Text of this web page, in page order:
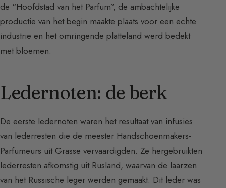
de “Hoofdstad van het Parfum”, de ambachtelijke
productie van het begin maakte plaats voor een echte
industrie en het omringende platteland werd bedekt
met bloemen.
Ledernoten: de berk
De eerste ledernoten waren het resultaat van infusies
van lederresten die de meester Handschoenmakers-
Parfumeurs uit Grasse vervaardigden. Ze hergebruikten
lederresten afkomstig uit Rusland, waarvan de laarzen
van het Russische leger werden gemaakt. Dit leder was